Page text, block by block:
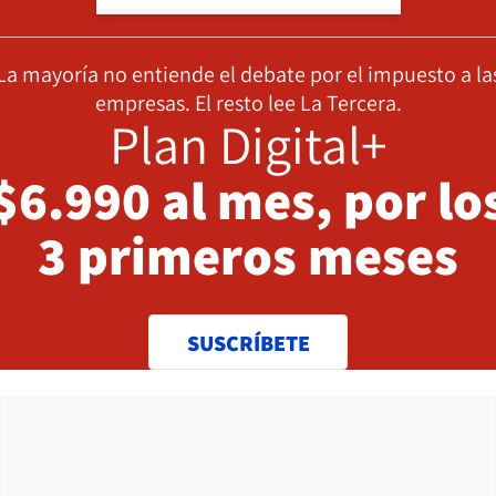
mayoría no entiende el debate por el impuesto a
empresas. El resto lee La Tercera.
Plan Digital+
al mes, por
3 primeros meses
SUSCRÍBETE